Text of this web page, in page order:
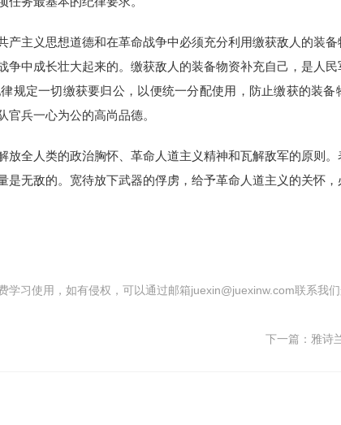
主义思想道德和在革命战争中必须充分利用缴获敌人的装备
争中成长壮大起来的。缴获敌人的装备物资补充自己，是人
规定一切缴获要归公，以便统一分配使用，防止缴获的装备
兵一心为公的高尚品德。
全人类的政治胸怀、革命人道主义精神和瓦解敌军的原则
是无敌的。宽待放下武器的俘虏，给予革命人道主义的关怀
学习使用，如有侵权，可以通过邮箱juexin@juexinw.com联系我们
下一篇： 雅诗